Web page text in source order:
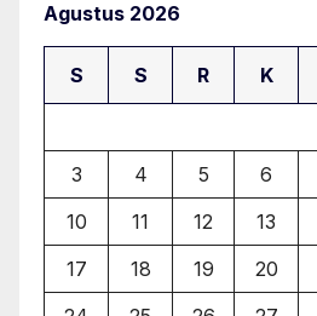
Agustus 2026
S S R K
3
4 5 6
10
11 12 13
17
18 19 20